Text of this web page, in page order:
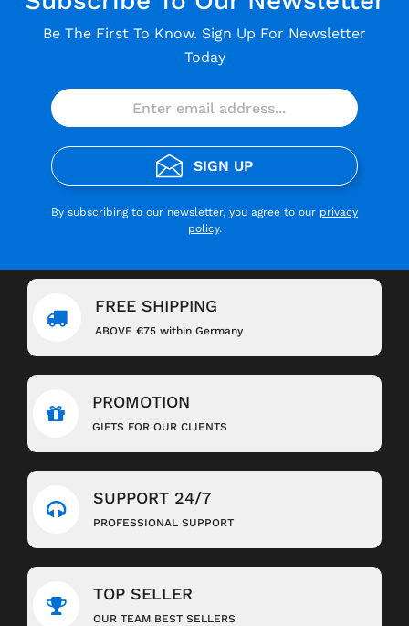
Be The First To Know. Sign Up For Newsletter
Today
SIGN UP
By subscribing to our newsletter, you agree to our privacy
policy.
FREE SHIPPING
ABOVE €75 within Germany
PROMOTION
GIFTS FOR OUR CLIENTS
SUPPORT 24/7
PROFESSIONAL SUPPORT
TOP SELLER
OUR TEAM BEST SELLERS